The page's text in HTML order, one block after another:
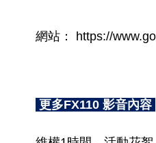
網站： https://
更多FX110 影音內容